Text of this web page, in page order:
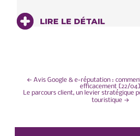
LIRE LE DÉTAIL
NAVIGATION
← Avis Google & e-réputation :
efficacement [22/04]
Le parcours client, un levier stratégique
touristique →